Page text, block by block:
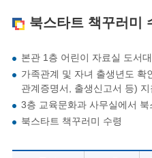
북스타트 책꾸러미
본관 1층 어린이 자료실 도서
가족관계 및 자녀 출생년도 확
관계증명서, 출생신고서 등) 지
3층 교육문화과 사무실에서
북스타트 책꾸러미 수령